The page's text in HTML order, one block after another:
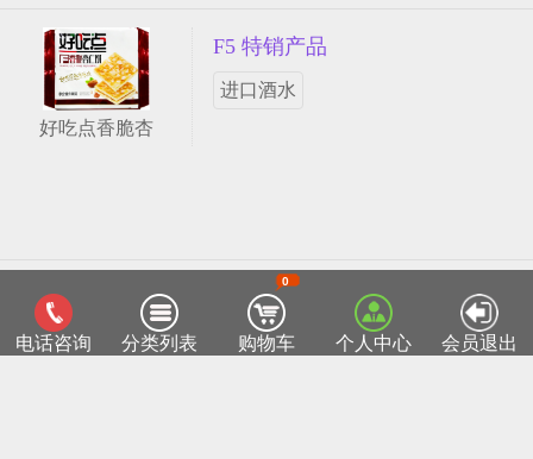
好吃点香脆杏
F5 特销产品
进口酒水
客服热线：0518-85811715 TOP
连云港菜篮子网
电话咨询 分类列表
0
购物车 个人中心 会员退出